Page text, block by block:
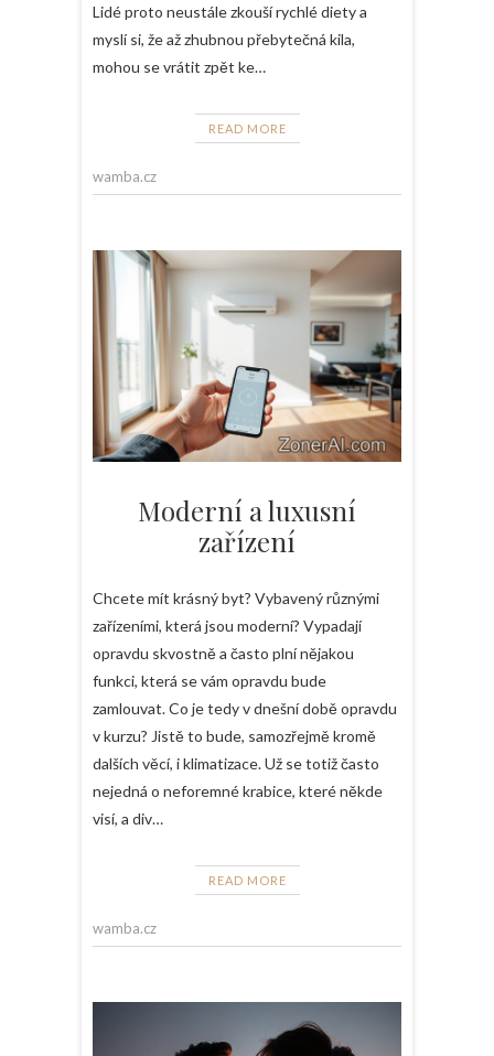
Lidé proto neustále zkouší rychlé diety a
myslí si, že až zhubnou přebytečná kila,
mohou se vrátit zpět ke…
READ MORE
wamba.cz
Moderní a luxusní
zařízení
Chcete mít krásný byt? Vybavený různými
zařízeními, která jsou moderní? Vypadají
opravdu skvostně a často plní nějakou
funkci, která se vám opravdu bude
zamlouvat. Co je tedy v dnešní době opravdu
v kurzu? Jistě to bude, samozřejmě kromě
dalších věcí, i klimatizace. Už se totiž často
nejedná o neforemné krabice, které někde
visí, a div…
READ MORE
wamba.cz